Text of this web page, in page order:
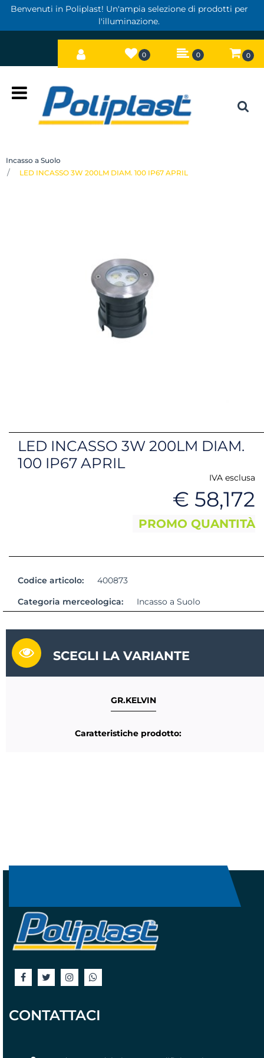
Benvenuti in Poliplast! Un'ampia selezione di prodotti per
l'illuminazione.
0 0 0
Incasso a Suolo
LED INCASSO 3W 200LM DIAM. 100 IP67 APRIL
LED INCASSO 3W 200LM DIAM.
100 IP67 APRIL
IVA esclusa
€ 58,172
PROMO QUANTITÀ
Codice articolo:
400873
Categoria merceologica:
Incasso a Suolo
SCEGLI LA VARIANTE
GR.KELVIN
Caratteristiche prodotto:
CONTATTACI